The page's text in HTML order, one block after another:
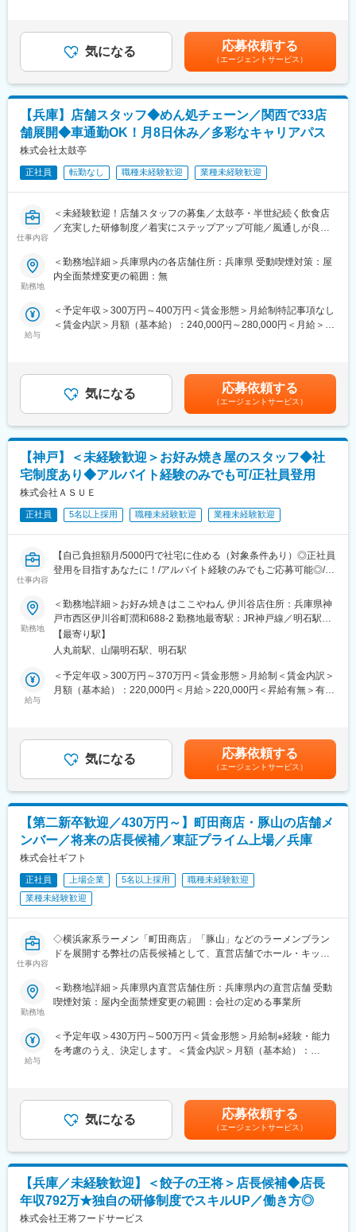
げるためのサポートも行っています。
実力があればキャリアアップも早く、32歳／入社7年目で150店舗
程を統括する営業部長になった社員もいます。
また店長の先はSVのみならず、本社組織を含め個人の志向によっ
て制限無くキャリアが広がっています。
■連続休暇制度：
上期・下期に１回ずつ、有休と公休合わせて7連休以上を取得可
（その他連休制度あり※2～3連休の取得可
※その間は別店舗の社員がヘルプでくるのでしっかりお休みを取得
■企業説明動画：https://youtu.be/9iixii7o7rI
変更の範囲：本文参照
ジャー経験積んでいきたい！
■業務内容：
まずは「丸亀製麺」の店長として、以下業務に従事頂きます。
将来的にマネージャーとして複数店舗（イメージ5～7店舗）の管
理・運営などのマネジメント業務をお任せ
・売上管理
・スタッフ育成
・シフト作成
※労務管理をメインに接客対応・調理業務・発注作業など、店舗運
■研修体制
・集合研修（2日間）：経営理念や社内規定を学び、企業理解を深
める
・実地研修（1ヶ月～2ヶ月間／各エリアの教育指定店舗）：実際
の店舗での営業を通じてスキルを磨きます
2028年3月までに国内1100店舗を目指しており、キャリアアップ
の機会が豊富です。
キャリアアップの例：
・1年目：新店立ち上げの店長を経験
・2年目：マネージャーに昇進
・3年目：チーフマネージャーに抜擢
さらに社内公募に挑戦し、教育研修や商品開発、海外部門など他
部門で活躍することも可能です。
変更の範囲：会社の定める業務
ご経験・スキルによりオファー金額が変更となる場合がありま
す。賃金はあくまでも目安の金額であり、選考を通じて上下する
可能性があります。月給(月額)は固定手当を含めた表記です。
気になる 応募依頼する
（エージェントサービス）
【兵庫】店舗スタッフ◆めん処チェーン／関西で33店
舗展開◆車通勤OK！月8日休み／多彩なキャリアパス
株式会社太鼓亭
正社員 転勤なし 職種未経験歓迎 業種未経験歓迎
仕事内容
＜未経験歓迎！店舗スタッフの募集／太鼓亭・半世紀続く飲食店
／充実した研修制度／着実にステップアップ可能／風通しが良く
■業務内容
当社が展開している、「太鼓亭」「そば太鼓亭」「うどん食堂太
て勤務していただきます。
※ご本人様の希望・居住地を考慮したうえで配属を決定します。
舗業務の基礎を固めていただきます。
その後、徐々に他メンバーのシフト管理や教育などに携わり、マ
ネジメント業務に慣れていただきます。
およそ3年で店長になることを目指していただきますが、経験者の
方であれば、1年で店長になることも可能です。
■教育制度
入社後は充実したOJT制度や研修制度が多数あります。
現場業務では、先輩社員がしっかりと丁寧に基礎から教えますの
で安心してください。
です。
1店舗あたり20～30名のスタッフが在籍しており、10代～80代ま
で幅広い世代の方が活躍しています。
アルバイト・パート勤務の方が9割を占め、和気あいあいとした雰
囲気で非常に風通しの良い社風となっております。
■キャリアパス
入社後は調理スキルや店舗運営に関わるスキルを身に付けていた
マネージャー）、新業態の開発、商品開発、店舗開発、など様々
な分野でスペシャリストとして活躍できる環境がございます。
また、自宅から通える範囲の配属になることに加え、転居を伴う
異動も発ししないため、長期的に就業しやすい環境が整っていま
す。
平均勤続年数は約20年です。
■お客様の層
当社の展開している店舗の地域・商品の特性上、お客様はファミ
です。
勤務地
＜勤務地詳細＞兵庫県内の各店舗住所：兵庫県 受動喫煙対策：屋
内全面禁煙変更の範囲：無
給与
＜予定年収＞300万円～400万円＜賃金形態＞月給制特記事項なし
＜賃金内訳＞月額（基本給）：240,000円～280,000円＜月給＞
歳 店長⇒月給 28万円賃金はあくまでも目安の金額であり、選考
を通じて上下する可能性があります。月給(月額)は固定手当を含め
気になる 応募依頼する
（エージェントサービス）
【神戸】＜未経験歓迎＞お好み焼き屋のスタッフ◆社
宅制度あり◆アルバイト経験のみでも可/正社員登用
株式会社ＡＳＵＥ
正社員 5名以上採用 職種未経験歓迎 業種未経験歓迎
仕事内容
【自己負担額月/5000円で社宅に住める（対象条件あり）◎正社員
登用を目指すあなたに！/アルバイト経験のみでもご応募可能◎/頑
お好み焼き「ここやねん」のスタッフとして業務をお任せしま
す。ゆくゆくは店長としてご活躍いただく事を期待しておりま
す。
■業務内容：
・ホール
・調理業務
研修（原則OJT）が充実しており、日々の業務からビジネスマナ
ーに至るまで、担当トレーナーが丁寧にお教えします。入社後は
店舗配属ですが、トレーナーが直接訪問しフォローしますのでご
■店舗の雰囲気：
店舗の構成は基本、店長(社員)とアルバイトの構成です。
年齢構成などは店舗によって異なります。
社員とアルバイトの垣根なく一体感をもって働く社風であり、経
やすい環境です！
（SV）
頑張り次第でキャリアアップも可能◎
■評価制度：
SVが日頃の仕事ぶりを評価します。
ていきます。
すべて埋めることができ承認を得たら昇格となります。
・「スマートワーク」を推奨しています。長時間の労働を良しと
せず、平均残業時間は20時間以下！ 短い労働時間で成果を挙げる
方が高い評価を受け、給与に反映されます。
・週休3日制度も社内申請をすることで取得可能です（社内規定に
よる）
■お好み焼き「ここやねん」について：
チェーン展開（京都・大阪・滋賀・兵庫・三重・奈良・和歌山・
岐阜地区）をしており、お好み焼、鉄板焼を様々なシチュエーシ
勤務地
＜勤務地詳細＞お好み焼きはここやねん 伊川谷店住所：兵庫県神
戸市西区伊川谷町潤和688-2 勤務地最寄駅：JR神戸線／明石駅受
動喫煙対策：敷地内喫煙可能場所あり変更の範囲：会社の定める
事業所
【最寄り駅】
人丸前駅、山陽明石駅、明石駅
給与
＜予定年収＞300万円～370万円＜賃金形態＞月給制＜賃金内訳＞
月額（基本給）：220,000円＜月給＞220,000円＜昇給有無＞有＜
+家族手当1万+賞与）年収506万円 入社6年目SV(月給29.9万+役職
手当7.3万+家族手当1万+賞与）賃金はあくまでも目安の金額であ
り、選考を通じて上下する可能性があります。月給(月額)は固定手
当を含めた表記です。
気になる 応募依頼する
（エージェントサービス）
【第二新卒歓迎／430万円～】町田商店・豚山の店舗メ
ンバー／将来の店長候補／東証プライム上場／兵庫
株式会社ギフト
正社員 上場企業 5名以上採用
職種未経験歓迎
業種未経験歓迎
仕事内容
◇横浜家系ラーメン「町田商店」「豚山」などのラーメンブラン
ドを展開する弊社の店長候補として、直営店舗でホール・キッチ
◇店長候補として配属後、店舗運営業務を行っていただきなが
ら、人財育成・教育、売上管理や店舗運営・マネジメント業務を
学んでいただきます。
■株式会社ギフトのここがスゴイ！
＜同社について＞
1000店舗を目指す「ラーメン業界のリーディングカンパニー兼メ
ガベンチャー企業」！
＜圧倒的な昇級・昇格スピード＞
◇未経験入社の場合でも店長へ最短1年、経験者なら半年で店長に
昇格したスタッフも多数在籍！年4回の店長試験あるなど昇格のチ
ャンス！
◇当社で活躍中の社員平均年収は618万円！各種諸手当や賞与、
インセンティブ制度（店長以上）…等、待遇も充実◎
勤務地
＜勤務地詳細＞兵庫県内直営店舗住所：兵庫県内の直営店舗 受動
喫煙対策：屋内全面禁煙変更の範囲：会社の定める事業所
給与
＜予定年収＞430万円～500万円＜賃金形態＞月給制※経験・能力
を考慮のうえ、決定します。＜賃金内訳＞月額（基本給）：
（一律手当を含む）＜昇給有無＞有＜残業手当＞有＜給与補足＞※
深夜勤務手当、残業手当の超過分は別途支給■昇給：年1回・特別
昇任：年1回■賞与：年2回【年収例】600万円／店長・経験2年／
月収 45万円＋諸手当800万円／ブロック長・経験3年／月収 60万
円＋諸手当賃金はあくまでも目安の金額であり、選考を通じて上
下する可能性があります。月給(月額)は固定手当を含めた表記で
す。
気になる 応募依頼する
（エージェントサービス）
【兵庫／未経験歓迎】＜餃子の王将＞店長候補◆店長
年収792万★独自の研修制度でスキルUP／働き方◎
株式会社王将フードサービス